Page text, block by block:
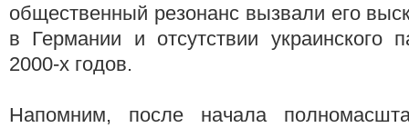
общественный резонанс вызвали его
в Германии и отсутствии украинского
2000-х годов.
Напомним, после начала